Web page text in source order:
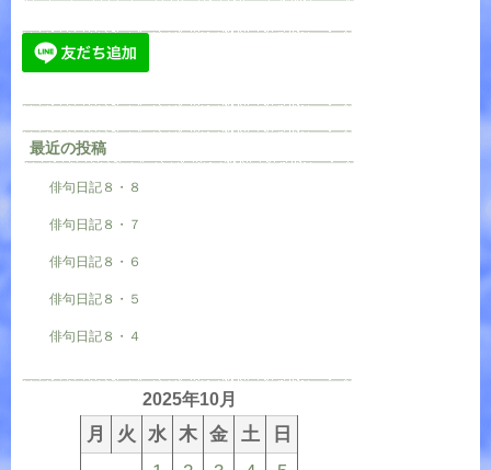
最近の投稿
俳句日記８・８
俳句日記８・７
俳句日記８・６
俳句日記８・５
俳句日記８・４
2025年10月
月 火 水 木 金 土
日